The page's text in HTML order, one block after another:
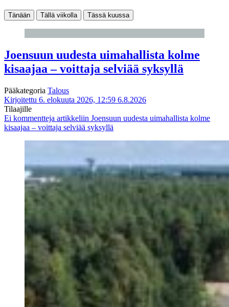
Tänään Tällä viikolla Tässä kuussa
Joensuun uudesta uimahallista kolme
kisaajaa – voittaja selviää syksyllä
Pääkategoria Talous
Kirjoitettu 6. elokuuta 2026, 12:59 6.8.2026
Tilaajille
Ei kommentteja artikkeliin Joensuun uudesta uimahallista kolme
kisaajaa – voittaja selviää syksyllä